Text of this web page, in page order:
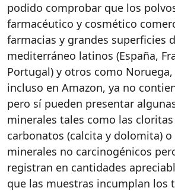
podido comprobar que los
farmacéutico y cosmético
farmacias y grandes superficies
mediterráneo latinos (España,
Portugal) y otros como
incluso en Amazon, ya no
pero sí pueden presentar
minerales tales como las
carbonatos (calcita y dolomita) o
minerales no carcinogénicos
registran en cantidades
que las muestras incumplan los